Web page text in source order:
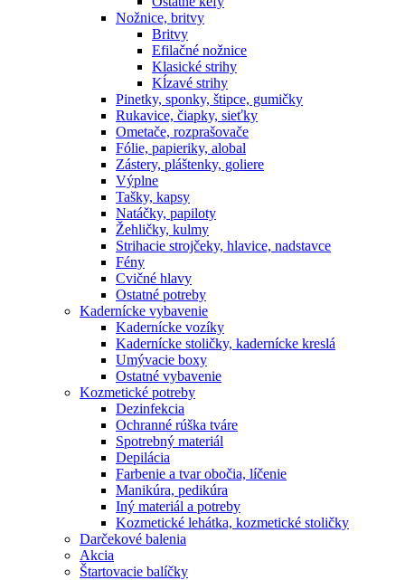
Nožnice, britvy
Britvy
Efilačné nožnice
Klasické strihy
Kĺzavé strihy
Pinetky, sponky, štipce, gumičky
Rukavice, čiapky, sieťky
Ometače, rozprašovače
Fólie, papieriky, alobal
Zástery, pláštenky, goliere
Výplne
Tašky, kapsy
Natáčky, papiloty
Žehličky, kulmy
Strihacie strojčeky, hlavice, nadstavce
Fény
Cvičné hlavy
Ostatné potreby
Kadernícke vybavenie
Kadernícke vozíky
Kadernícke stoličky, kadernícke kreslá
Umývacie boxy
Ostatné vybavenie
Kozmetické potreby
Dezinfekcia
Ochranné rúška tváre
Spotrebný materiál
Depilácia
Farbenie a tvar obočia, líčenie
Manikúra, pedikúra
Iný materiál a potreby
Kozmetické lehátka, kozmetické stoličky
Darčekové balenia
Akcia
Štartovacie balíčky